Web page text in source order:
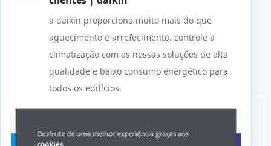
a daikin proporciona muito mais do que
aquecimento e arrefecimento. controle a
climatização com as nossas soluções de alta
qualidade e baixo consumo energético para
todos os edifícios.